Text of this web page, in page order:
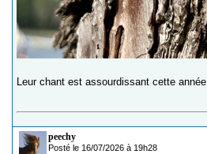
Leur chant est assourdissant cette année
peechy
Posté le 16/07/2026 à 19h28